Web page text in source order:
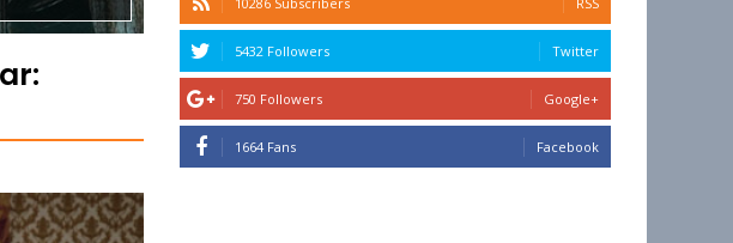
5432 Followers Twitter
750 Followers Google+
1664 Fans Facebook